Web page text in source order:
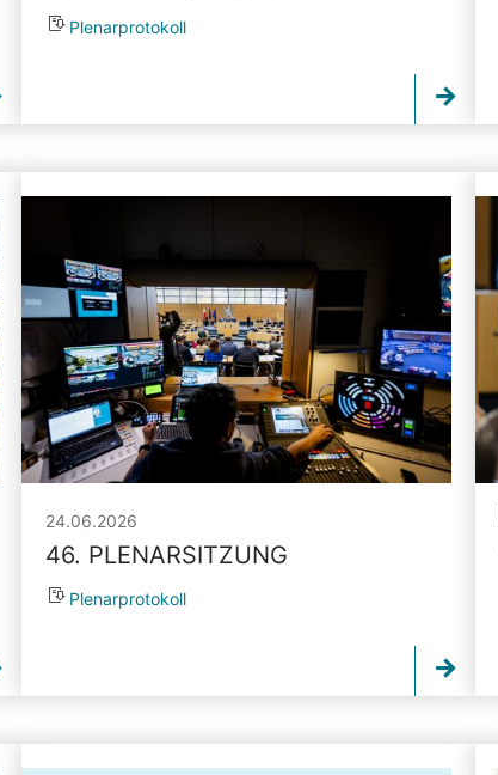
Plenarprotokoll
24.06.2026
46. PLENARSITZUNG
Plenarprotokoll